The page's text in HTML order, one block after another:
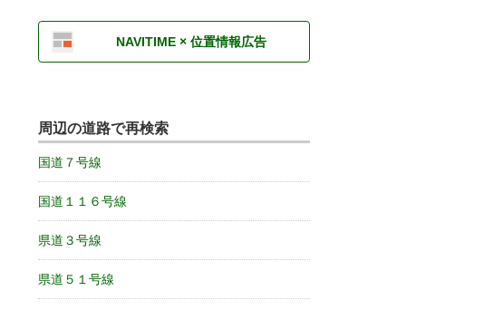
NAVITIME × 位置情報広告
周辺の道路で再検索
国道７号線
国道１１６号線
県道３号線
県道５１号線